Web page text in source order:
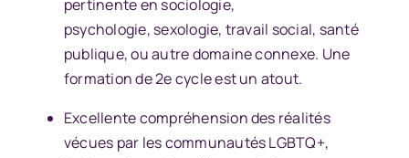
pertinente en sociologie,
psychologie, sexologie, travail social, santé
publique, ou autre domaine connexe. Une
formation de 2e cycle est un atout.
Excellente compréhension des réalités
vécues par les communautés LGBTQ+,